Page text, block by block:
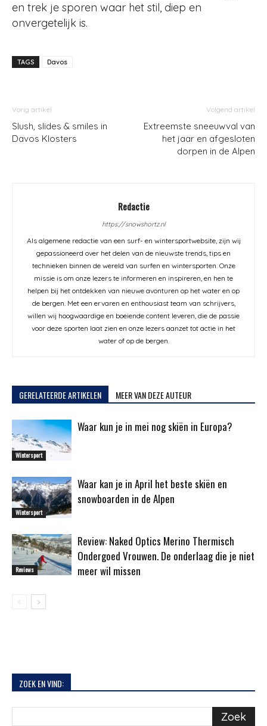
en trek je sporen waar het stil, diep en
onvergetelijk is.
TAGS Davos
Vorig artikel
Slush, slides & smiles in
Davos Klosters
Volgend artikel
Extreemste sneeuwval van
het jaar en afgesloten
dorpen in de Alpen
Redactie
https://snowshortz.nl
Als algemene redactie van een surf- en wintersportwebsite, zijn wij
gepassioneerd over het delen van de nieuwste trends, tips en
technieken binnen de wereld van surfen en wintersporten. Onze
missie is om onze lezers te informeren en inspireren, en hen te
helpen bij het ontdekken van nieuwe avonturen op het water en op
de bergen. Met een ervaren en enthousiast team van schrijvers,
willen wij hoogwaardige en boeiende content leveren, die de passie
voor deze sporten laat zien en onze lezers aanzet tot actie in het
water of op de bergen.
GERELATEERDE ARTIKELEN MEER VAN DEZE AUTEUR
Wintersport
Waar kun je in mei nog skiën in Europa?
Wintersport
Waar kan je in April het beste skiën en
snowboarden in de Alpen
Reviews
Review: Naked Optics Merino Thermisch
Ondergoed Vrouwen. De onderlaag die je niet
meer wil missen
ZOEK EN VIND: